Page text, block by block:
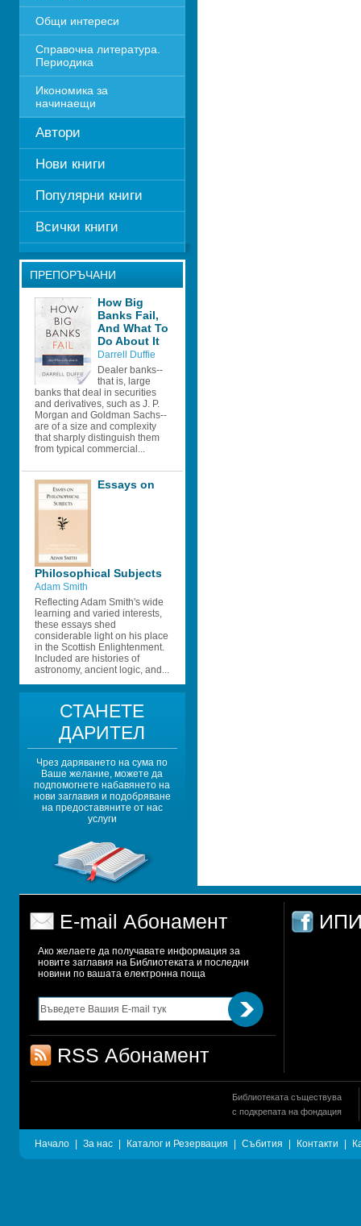
Общи интереси
Справочна литература.
Периодика
Икономика за
начинаещи
Автори
Нови книги
Популярни книги
Всички книги
ПРЕПОРЪЧАНИ
How Big
Banks Fail,
And What To
Do About It
Darrell Duffie
Dealer banks--
that is, large
banks that deal in securities
and derivatives, such as J. P.
Morgan and Goldman Sachs--
are of a size and complexity
that sharply distinguish them
from typical commercial...
Essays on
Philosophical Subjects
Adam Smith
Reflecting Adam Smith's wide
learning and varied interests,
these essays shed
considerable light on his place
in the Scottish Enlightenment.
Included are histories of
astronomy, ancient logic, and...
СТАНЕТЕ
ДАРИТЕЛ
Чрез даряването на сума по
Ваше желание, можете да
подпомогнете набавянето на
нови заглавия и подобряване
на предоставяните от нас
услуги
E-mail Абонамент
Ако желаете да получавате информация за
новите заглавия на Библиотеката и последни
новини по вашата електронна поща
RSS Абонамент
ИПИ
Библиотеката съществува
с подкрепата на фондация
Начало За нас Каталог и Резервация Събития Контакти